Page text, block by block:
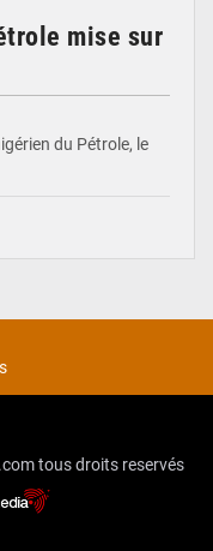
mise sur
du Pétrole, le
tous droits reservés